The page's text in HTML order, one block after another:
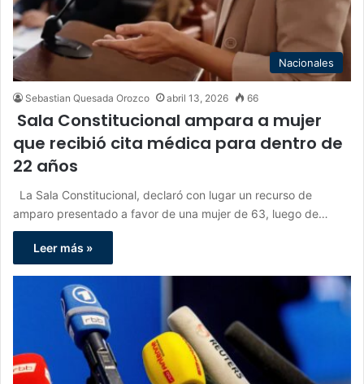
Nacionales
Sebastian Quesada Orozco abril 13, 2026 66
Sala Constitucional ampara a mujer
que recibió cita médica para dentro de
22 años
La Sala Constitucional, declaró con lugar un recurso de
amparo presentado a favor de una mujer de 63, luego de…
Leer más »